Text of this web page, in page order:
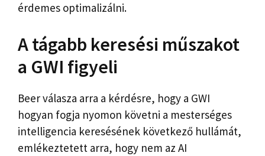
érdemes optimalizálni.
A tágabb keresési műszakot
a GWI figyeli
Beer válasza arra a kérdésre, hogy a GWI
hogyan fogja nyomon követni a mesterséges
intelligencia keresésének következő hullámát,
emlékeztetett arra, hogy nem az AI